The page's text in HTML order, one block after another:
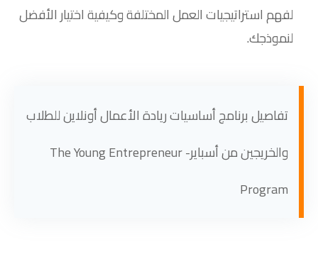
لفهم استراتيجيات العمل المختلفة وكيفية اختيار الأفضل
لنموذجك.
تفاصيل برنامج أساسيات ريادة الأعمال أونلاين للطلاب
والخريجين من أسباير- The Young Entrepreneur
Program